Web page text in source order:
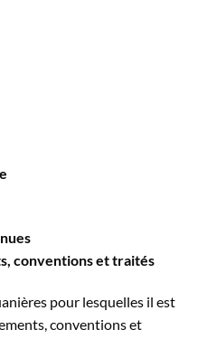
conventions et traités
pour lesquelles il est
conventions et